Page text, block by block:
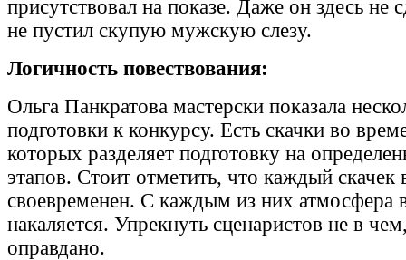
присутствовал на показе. Даже он здесь не
не пустил скупую мужскую слезу.
Логичность повествования:
Ольга Панкратова мастерски показала
подготовки к конкурсу. Есть скачки во
которых разделяет подготовку на
этапов. Стоит отметить, что каждый скачек
своевременен. С каждым из них атмосфера
накаляется. Упрекнуть сценаристов не в
оправдано.